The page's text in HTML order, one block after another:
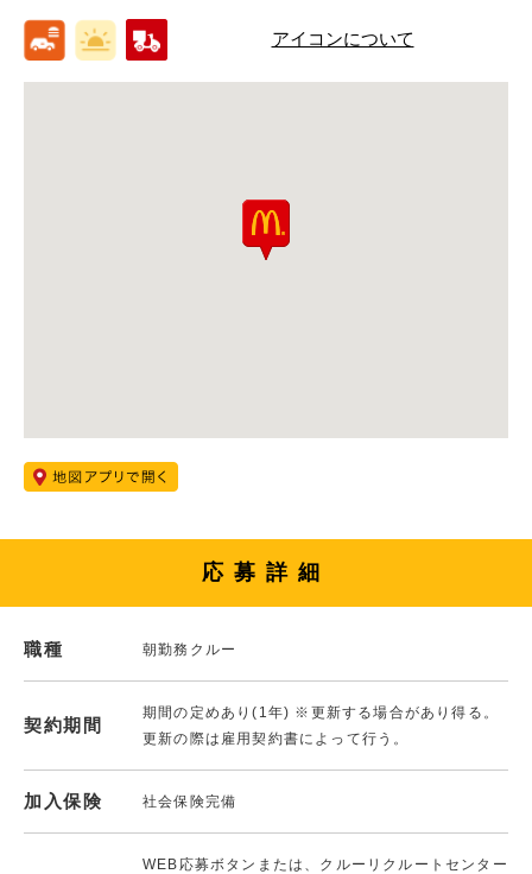
アイコンについて
応募詳細
職種 朝勤務クルー
契約期間
期間の定めあり(1年) ※更新する場合があり得る。
更新の際は雇用契約書によって行う。
加入保険 社会保険完備
WEB応募ボタンまたは、クルーリクルートセンター